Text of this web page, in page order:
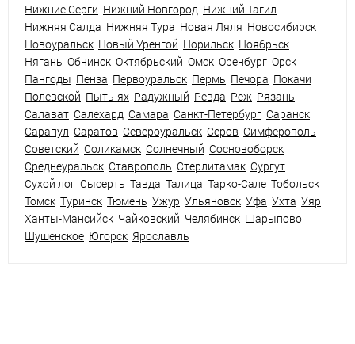
Нижние Серги Нижний Новгород Нижний Тагил
Нижняя Салда Нижняя Тура Новая Ляля Новосибирск
Новоуральск Новый Уренгой Норильск Ноябрьск
Нягань Обнинск Октябрьский Омск Оренбург Орск
Пангоды Пенза Первоуральск Пермь Печора Покачи
Полевской Пыть-ях Радужный Ревда Реж Рязань
Салават Салехард Самара Санкт-Петербург Саранск
Сарапул Саратов Североуральск Серов Симферополь
Советский Соликамск Солнечный Сосновоборск
Среднеуральск Ставрополь Стерлитамак Сургут
Сухой лог Сысерть Тавда Талица Тарко-Сале Тобольск
Томск Туринск Тюмень Ужур Ульяновск Уфа Ухта Уяр
Ханты-Мансийск Чайковский Челябинск Шарыпово
Шушенское Югорск Ярославль